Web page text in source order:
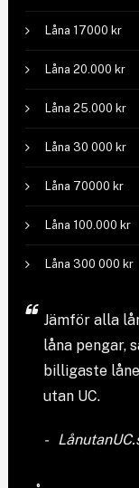
Låna 17000 kr
Låna 20.000 kr
Låna 25.000 kr
Låna 30 000 kr
Låna 70000 kr
Låna 100.000 kr
Låna 300 000 kr
Jämför alla
låna pengar,
billigaste
utan UC.